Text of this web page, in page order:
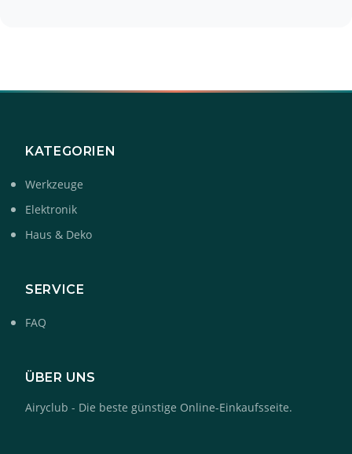
KATEGORIEN
Werkzeuge
Elektronik
Haus & Deko
SERVICE
FAQ
ÜBER UNS
Airyclub - Die beste günstige Online-Einkaufsseite.